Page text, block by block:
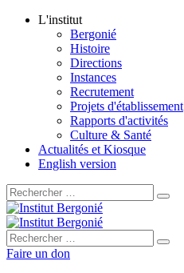
L'institut
Bergonié
Histoire
Directions
Instances
Recrutement
Projets d'établissement
Rapports d'activités
Culture & Santé
Actualités et Kiosque
English version
Rechercher :
Rechercher :
Faire un don